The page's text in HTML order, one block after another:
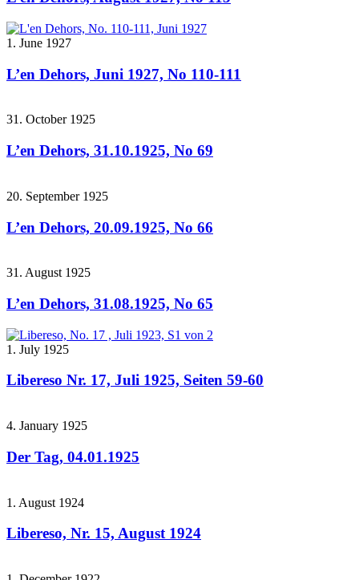
1. June 1927
L’en Dehors, Juni 1927, No 110-111
31. October 1925
L’en Dehors, 31.10.1925, No 69
20. September 1925
L’en Dehors, 20.09.1925, No 66
31. August 1925
L’en Dehors, 31.08.1925, No 65
1. July 1925
Libereso Nr. 17, Juli 1925, Seiten 59-60
4. January 1925
Der Tag, 04.01.1925
1. August 1924
Libereso, Nr. 15, August 1924